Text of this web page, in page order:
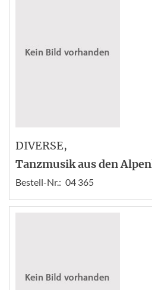
DIVERSE,
Tanzmusik aus den
Bestell-Nr.: 04 365